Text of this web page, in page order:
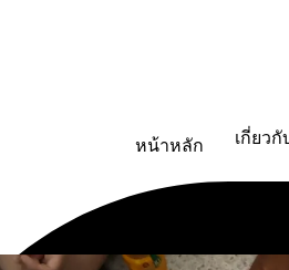
หน้าหลัก เกี่ยวกั